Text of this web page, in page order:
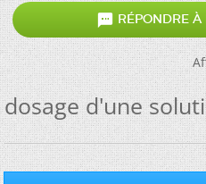
 RÉPONDRE
dosage d'une